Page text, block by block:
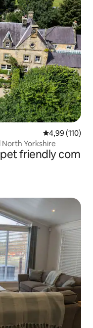
4,99 de uma
4,99 (110)
Yorkshire
friendly com